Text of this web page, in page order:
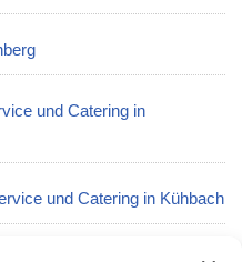
und Catering in
und Catering in Kühbach